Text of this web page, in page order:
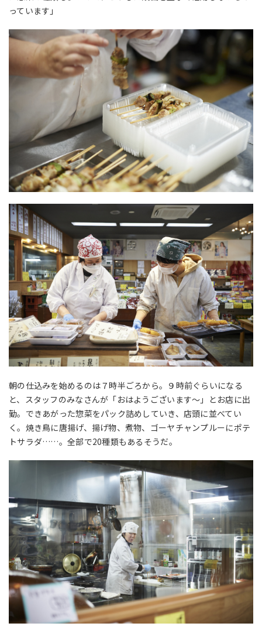
っています」
朝の仕込みを始めるのは７時半ごろから。９時前ぐらいになる
と、スタッフのみなさんが「おはようございます〜」とお店に出
勤。できあがった惣菜をパック詰めしていき、店頭に並べてい
く。焼き鳥に唐揚げ、揚げ物、煮物、ゴーヤチャンプルーにポテ
トサラダ……。全部で20種類もあるそうだ。